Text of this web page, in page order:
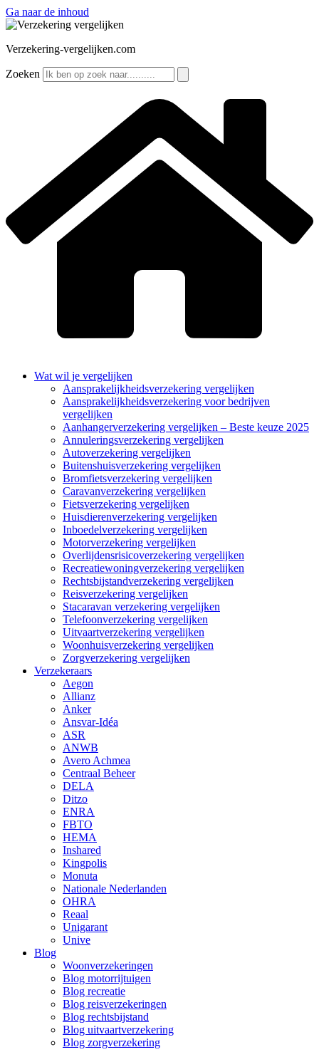
Ga naar de inhoud
Verzekering-vergelijken.com
Zoeken
Wat wil je vergelijken
Aansprakelijkheidsverzekering vergelijken
Aansprakelijkheidsverzekering voor bedrijven
vergelijken
Aanhangerverzekering vergelijken – Beste keuze 2025
Annuleringsverzekering vergelijken
Autoverzekering vergelijken
Buitenshuisverzekering vergelijken
Bromfietsverzekering vergelijken
Caravanverzekering vergelijken
Fietsverzekering vergelijken
Huisdierenverzekering vergelijken
Inboedelverzekering vergelijken
Motorverzekering vergelijken
Overlijdensrisicoverzekering vergelijken
Recreatiewoningverzekering vergelijken
Rechtsbijstandverzekering vergelijken
Reisverzekering vergelijken
Stacaravan verzekering vergelijken
Telefoonverzekering vergelijken
Uitvaartverzekering vergelijken
Woonhuisverzekering vergelijken
Zorgverzekering vergelijken
Verzekeraars
Aegon
Allianz
Anker
Ansvar-Idéa
ASR
ANWB
Avero Achmea
Centraal Beheer
DELA
Ditzo
ENRA
FBTO
HEMA
Inshared
Kingpolis
Monuta
Nationale Nederlanden
OHRA
Reaal
Unigarant
Unive
Blog
Woonverzekeringen
Blog motorrijtuigen
Blog recreatie
Blog reisverzekeringen
Blog rechtsbijstand
Blog uitvaartverzekering
Blog zorgverzekering